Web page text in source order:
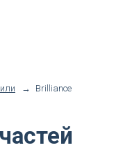
→ Brilliance